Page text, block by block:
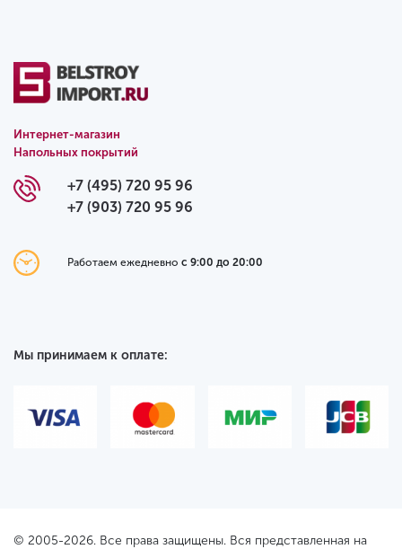
Интернет-магазин
Напольных покрытий
+7 (495) 720 95 96
+7 (903) 720 95 96
Работаем ежедневно с 9:00 до 20:00
Мы принимаем к оплате:
© 2005-2026. Все права защищены. Вся представленная на